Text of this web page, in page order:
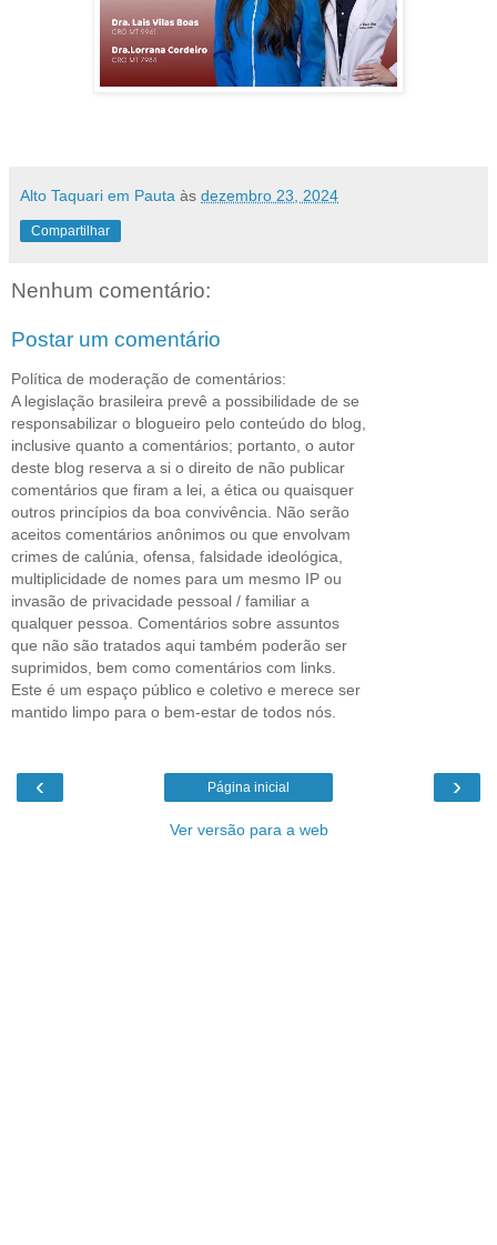
Alto Taquari em Pauta às dezembro 23, 2024
Compartilhar
Nenhum comentário:
Postar um comentário
Política de moderação de comentários:
A legislação brasileira prevê a possibilidade de se
responsabilizar o blogueiro pelo conteúdo do blog,
inclusive quanto a comentários; portanto, o autor
deste blog reserva a si o direito de não publicar
comentários que firam a lei, a ética ou quaisquer
outros princípios da boa convivência. Não serão
aceitos comentários anônimos ou que envolvam
crimes de calúnia, ofensa, falsidade ideológica,
multiplicidade de nomes para um mesmo IP ou
invasão de privacidade pessoal / familiar a
qualquer pessoa. Comentários sobre assuntos
que não são tratados aqui também poderão ser
suprimidos, bem como comentários com links.
Este é um espaço público e coletivo e merece ser
mantido limpo para o bem-estar de todos nós.
‹ ›
Página inicial
Ver versão para a web